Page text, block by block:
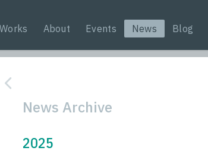
Works About Events News Blog
News Archive
2025